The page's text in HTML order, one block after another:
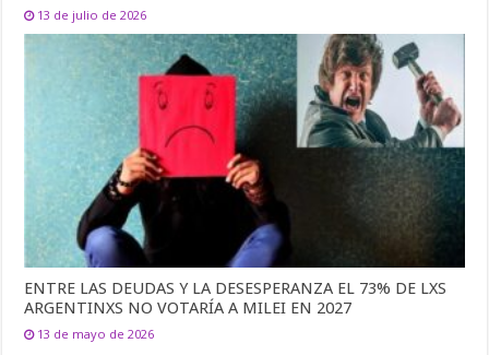
13 de julio de 2026
ENTRE LAS DEUDAS Y LA DESESPERANZA EL 73% DE LXS
ARGENTINXS NO VOTARÍA A MILEI EN 2027
13 de mayo de 2026